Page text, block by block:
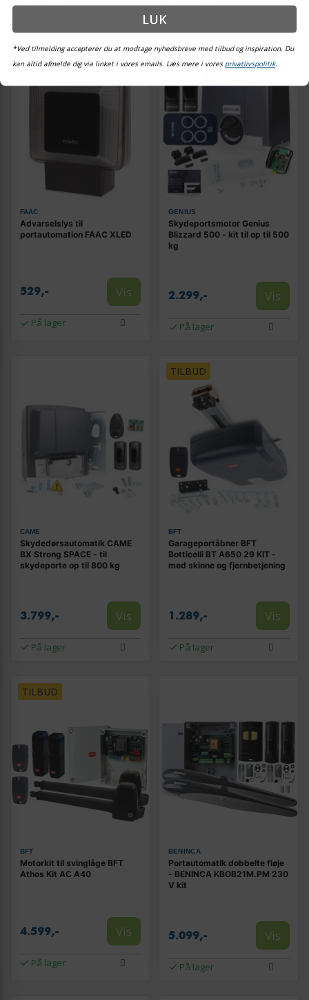
På lager På lager
TILBUD
FAAC
Advarselslys til
portautomation FAAC XLED
529,- Vis
På lager
TILBUD
GENIUS
Skydeportsmotor Genius
Blizzard 500 - kit til op til 500
kg
2.299,- Vis
På lager
CAME
Skydedørsautomatik CAME
BX Strong SPACE - til
skydeporte op til 800 kg
3.799,- Vis
På lager
TILBUD
BFT
Garageportåbner BFT
Botticelli BT A650 29 KIT -
med skinne og fjernbetjening
1.289,- Vis
På lager
TILBUD
BFT
Motorkit til svinglåge BFT
Athos Kit AC A40
4.599,- Vis
På lager
BENINCA
Portautomatik dobbelte fløje
- BENINCA KBOB21M.PM 230
V kit
5.099,- Vis
På lager
LUK
*Ved tilmelding accepterer du at modtage nyhedsbreve med tilbud og inspiration. Du
kan altid afmelde dig via linket i vores emails. Læs mere i vores privatlivspolitik.